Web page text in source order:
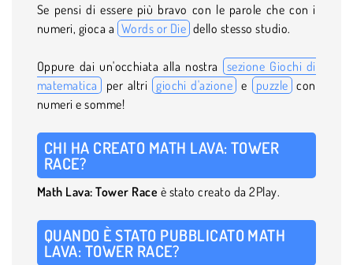
Se pensi di essere più bravo con le parole che con i
numeri, gioca a Words or Die dello stesso studio.
Oppure dai un'occhiata alla nostra
sezione Giochi di
matematica per altri giochi d'azione e puzzle con
numeri e somme!
CHI HA CREATO MATH LAVA: TOWER
RACE?
Math Lava: Tower Race è stato creato da 2Play.
QUANDO È STATO PUBBLICATO MATH
LAVA: TOWER RACE?